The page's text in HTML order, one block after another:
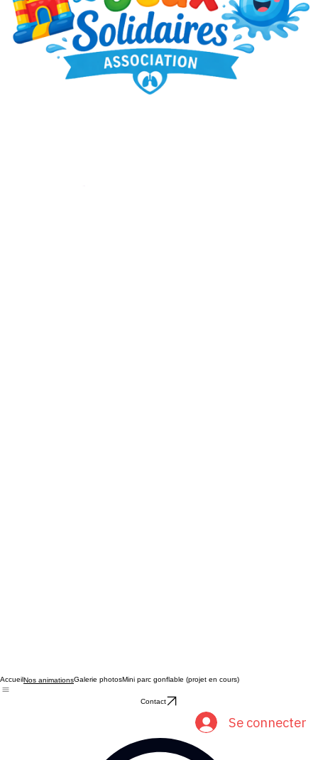
Mini parc gonflable (projet en cours)